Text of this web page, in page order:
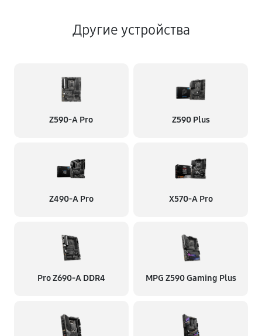
Другие устройства
Z590-A Pro Z590 Plus
Z490-A Pro X570-A Pro
Pro Z690-A DDR4 MPG Z590 Gaming Plus